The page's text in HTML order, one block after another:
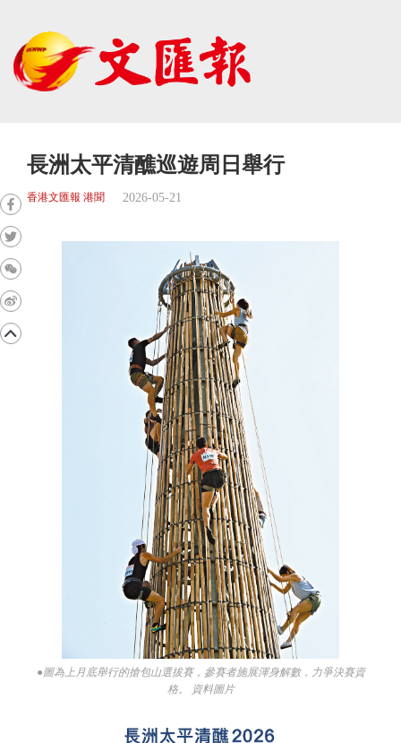
長洲太平清醮巡遊周日舉行
香港文匯報 港聞 2026-05-21
●圖為上月底舉行的搶包山選拔賽，參賽者施展渾身解數，力爭決賽資
格。 資料圖片